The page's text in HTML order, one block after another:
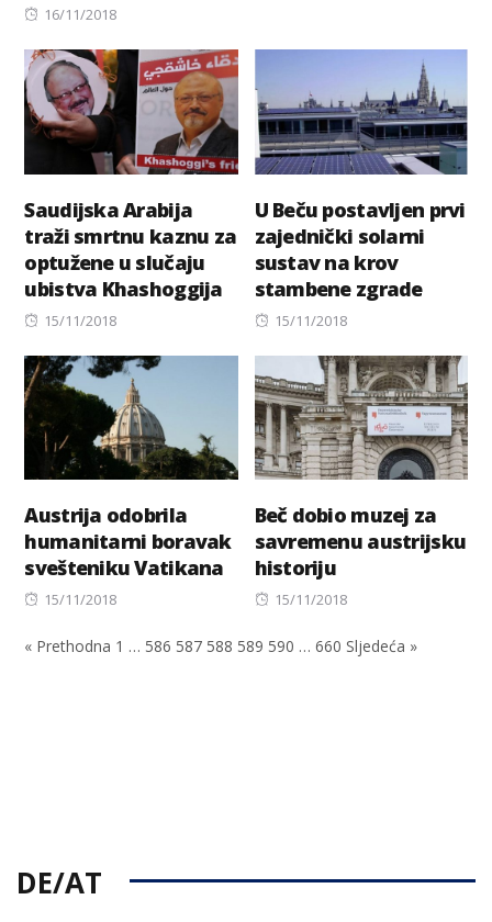
Posted
16/11/2018
Saudijska Arabija
traži smrtnu kaznu za
optužene u slučaju
ubistva Khashoggija
Posted
15/11/2018
U Beču postavljen prvi
zajednički solarni
sustav na krov
stambene zgrade
Posted
15/11/2018
Austrija odobrila
humanitarni boravak
svešteniku Vatikana
Posted
15/11/2018
Beč dobio muzej za
savremenu austrijsku
historiju
Posted
15/11/2018
« Prethodna 1 … 586 587 588 589 590 … 660 Sljedeća »
DE/AT